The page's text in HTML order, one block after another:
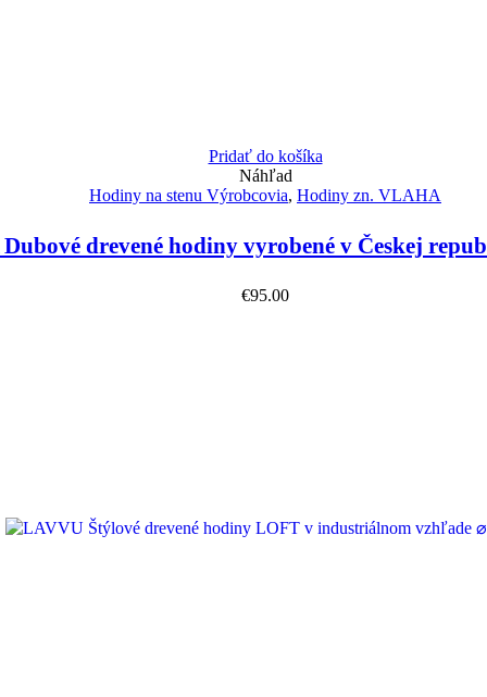
Pridať do košíka
Náhľad
Hodiny na stenu Výrobcovia, Hodiny zn. VLAHA
drevené hodiny vyrobené v Českej
€95.00